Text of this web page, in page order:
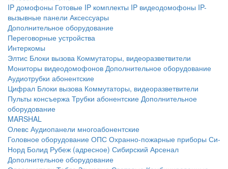
IP домофоны Готовые IP комплекты IP видеодомофоны IP-
вызывные панели Аксессуары
Дополнительное оборудование
Переговорные устройства
Интеркомы
Элтис Блоки вызова Коммутаторы, видеоразветвители
Мониторы видеодомофонов Дополнительное оборудование
Аудиотрубки абонентские
Цифрал Блоки вызова Коммутаторы, видеоразветвители
Пульты консъержа Трубки абонентские Дополнительное
оборудование
MARSHAL
Олевс Аудиопанели многоабонентские
Головное оборудование ОПС Охранно-пожарные приборы Си-
Норд Болид Рубеж (адресное) Сибирский Арсенал
Дополнительное оборудование